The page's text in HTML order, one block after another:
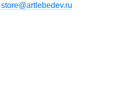
store@artlebedev.ru